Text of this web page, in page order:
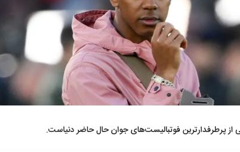
از پرطرفدارترین فوتبالیست‌های جوان حال حاضر دنیاست.